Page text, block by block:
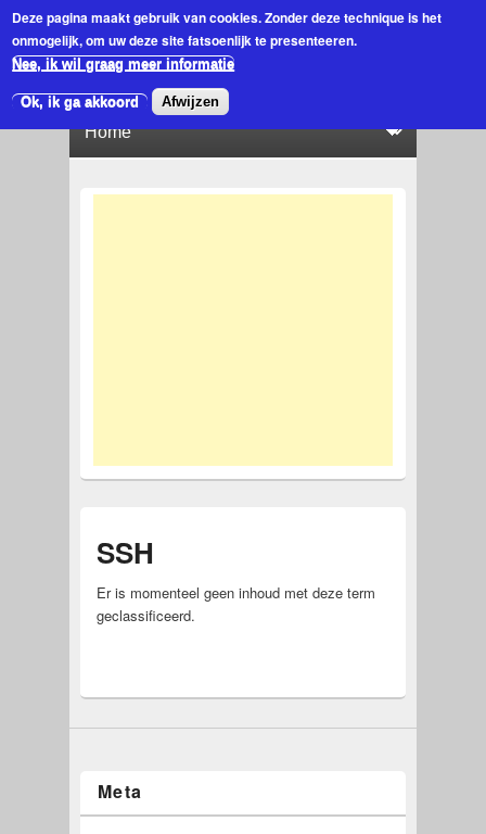
Deze pagina maakt gebruik van cookies.Zonder deze technique is het
onmogelijk, om uw deze site fatsoenlijk te presenteeren.
Nee, ik wil graag meer informatie
Ok, ik ga akkoord Afwijzen
SSH
Er is momenteel geen inhoud met deze term
geclassificeerd.
Meta